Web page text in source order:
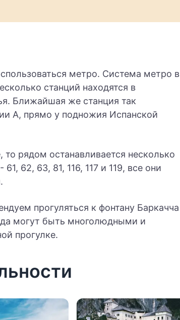
метро. Система метро в
станций находятся в
Ближайшая же станция так
А, прямо у подножия Испанской
рядом останавливается несколько
62, 63, 81, 116, 117 и 119, все они
прогуляться к фонтану Баркачча
могут быть многолюдными и
прогулке.